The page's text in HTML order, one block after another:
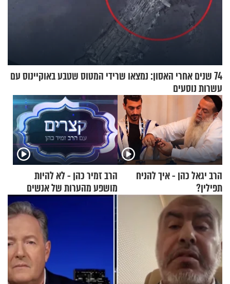
74 שנים אחרי האסון: נמצאו שרידי המטוס שטבע באוקיינוס עם
עשרות נוסעים
הרב יגאל כהן - איך להניח
תפילין?
הרב זמיר כהן - לא להיות
מושפע מהערות של אנשים